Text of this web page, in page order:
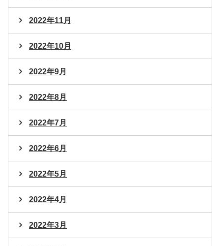
2022年11月
2022年10月
2022年9月
2022年8月
2022年7月
2022年6月
2022年5月
2022年4月
2022年3月